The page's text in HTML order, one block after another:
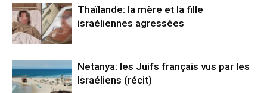
Thaïlande: la mère et la fille
israéliennes agressées
Netanya: les Juifs français vus par les
Israéliens (récit)